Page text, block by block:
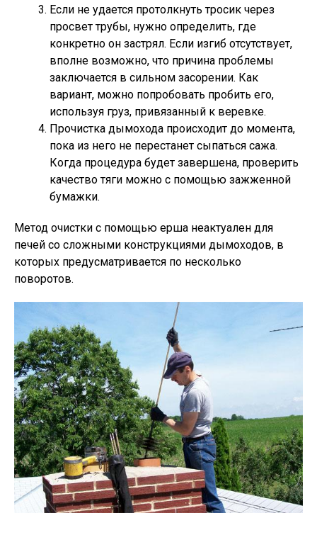
Если не удается протолкнуть тросик через
просвет трубы, нужно определить, где
конкретно он застрял. Если изгиб отсутствует,
вполне возможно, что причина проблемы
заключается в сильном засорении. Как
вариант, можно попробовать пробить его,
используя груз, привязанный к веревке.
Прочистка дымохода происходит до момента,
пока из него не перестанет сыпаться сажа.
Когда процедура будет завершена, проверить
качество тяги можно с помощью зажженной
бумажки.
Метод очистки с помощью ерша неактуален для
печей со сложными конструкциями дымоходов, в
которых предусматривается по несколько
поворотов.